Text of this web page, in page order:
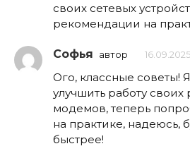
своих сетевых
рекомендации на
Софья автор
Ого, классные советы!
улучшить работу своих
модемов, теперь
на практике, надеюсь,
быстрее!